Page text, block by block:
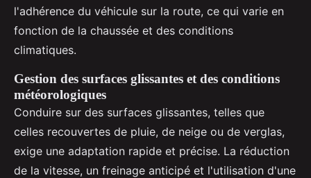
l'adhérence du véhicule sur la route, ce qui varie en
fonction de la chaussée et des conditions
climatiques.
Gestion des surfaces glissantes et des conditions
météorologiques
Conduire sur des surfaces glissantes, telles que
celles recouvertes de pluie, de neige ou de verglas,
exige une adaptation rapide et précise. La réduction
de la vitesse, un freinage anticipé et l'utilisation d'une